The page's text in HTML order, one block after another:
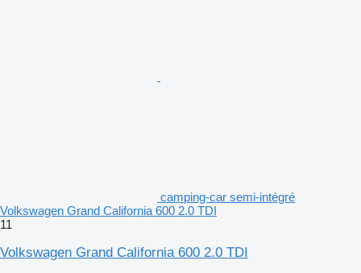
camping-car semi-intégré
Volkswagen Grand California 600 2.0 TDI
11
Volkswagen Grand California 600 2.0 TDI